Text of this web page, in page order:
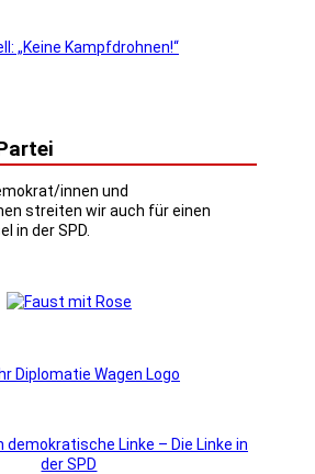
innen und
streiten wir auch für einen
in der SPD.